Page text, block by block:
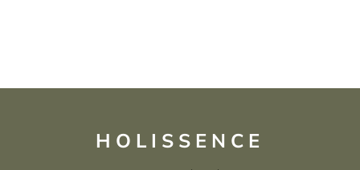
HOLISSENCE